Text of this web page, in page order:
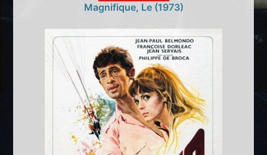
Magnifique, Le (1973)